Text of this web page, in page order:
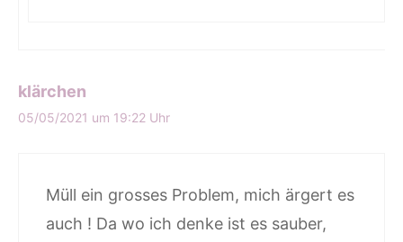
klärchen
05/05/2021 um 19:22 Uhr
Müll ein grosses Problem, mich ärgert es
auch ! Da wo ich denke ist es sauber,